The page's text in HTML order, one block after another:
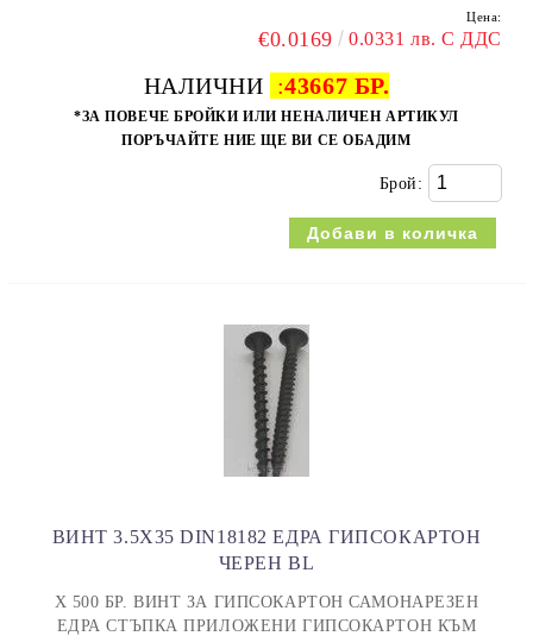
Цена:
€0.0169 0.0331 лв. С ДДС
НАЛИЧНИ :43667 БР.
*ЗА ПОВЕЧЕ БРОЙКИ ИЛИ НЕНАЛИЧЕН АРТИКУЛ
ПОРЪЧАЙТЕ НИЕ ЩЕ ВИ СЕ ОБАДИМ
Брой:
ВИНТ 3.5X35 DIN18182 ЕДРА ГИПСОКАРТОН
ЧЕРЕН BL
Х 500 БР. ВИНТ ЗА ГИПСОКАРТОН САМОНАРЕЗЕН
ЕДРА СТЪПКА ПРИЛОЖЕНИ ГИПСОКАРТОН КЪМ